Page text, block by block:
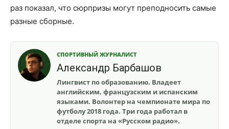
раз показал, что сюрпризы могут преподносить самые
разные сборные.
СПОРТИВНЫЙ ЖУРНАЛИСТ
Александр Барбашов
Лингвист по образованию. Владеет
английским, французским и испанским
языками. Волонтер на чемпионате мира по
футболу 2018 года. Три года работал в
отделе спорта на «Русском радио».